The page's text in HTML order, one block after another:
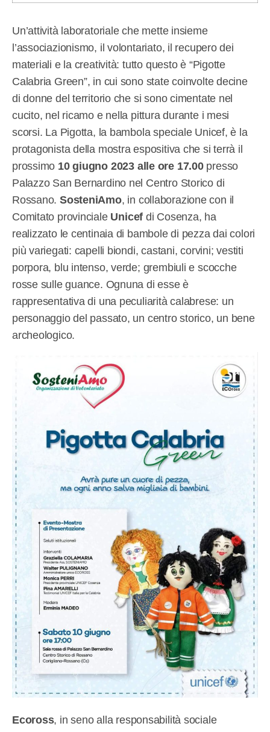
Un’attività laboratoriale che mette insieme
l’associazionismo, il volontariato, il recupero dei
materiali e la creatività: tutto questo è “Pigotte
Calabria Green”, in cui sono state coinvolte decine
di donne del territorio che si sono cimentate nel
cucito, nel ricamo e nella pittura durante i mesi
scorsi. La Pigotta, la bambola speciale Unicef, è la
protagonista della mostra espositiva che si terrà il
prossimo 10 giugno 2023 alle ore 17.00presso
Palazzo San Bernardino nel Centro Storico di
Rossano.SosteniAmo, in collaborazione con il
Comitato provinciale Unicef di Cosenza, ha
realizzato le centinaia di bambole di pezza dai colori
più variegati: capelli biondi, castani, corvini; vestiti
porpora, blu intenso, verde; grembiuli e scocche
rosse sulle guance. Ognuna di esse è
rappresentativa di una peculiarità calabrese: un
personaggio del passato, un centro storico, un bene
archeologico.
Ecoross, in seno alla responsabilità sociale